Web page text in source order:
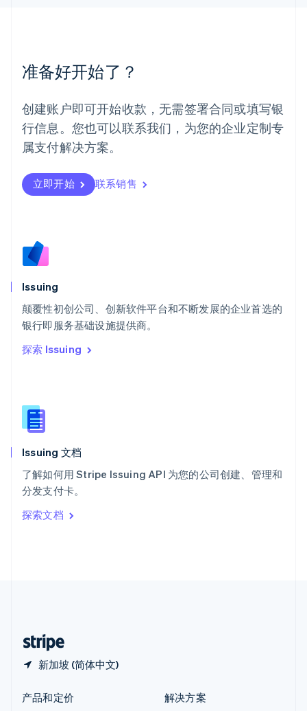
准备好开始了？
创建账户即可开始收款，无需签署合同或填写银
行信息。您也可以联系我们，为您的企业定制专
属支付解决方案。
立即开始 联系销售
Issuing
颠覆性初创公司、创新软件平台和不断发展的企业首选的
银行即服务基础设施提供商。
探索 Issuing
Issuing 文档
了解如何用 Stripe Issuing API 为您的公司创建、管理和
分发支付卡。
探索文档
新加坡 (简体中文)
墨西哥
EspañolEnglish
English
葡萄牙
PortuguêsEnglish
日本
瑞典
Svenska English
瑞士
斯洛伐克
English
斯洛文尼亚
English
泰国
ไทยEnglish
English
English
新西兰
匈牙利
意大利
ItalianoEnglish
印度
English
产品和定价
解决方案